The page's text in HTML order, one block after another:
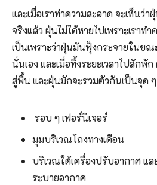
และเมื่อเราทำความสะอาด จะเห็นว่
จริงแล้ว ฝุ่นไม่ได้หายไปเพราะเราท
เป็นเพราะว่าฝุ่นมันฟุ้งกระจายในขณ
นั่นเอง และเมื่อทิ้งระยะเวลาไปสักพั
สู่พื้น และฝุ่นมักจะรวมตัวกันเป็นจุด
รอบ ๆ เฟอร์นิเจอร์
มุมบริเวณโถงทางเดือน
บริเวณใต้เครื่องปรับอากาศ แ
ระบายอากาศ